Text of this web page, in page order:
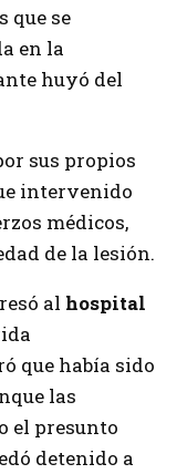
que se
en la
huyó del
sus propios
intervenido
médicos,
de la lesión.
al hospital
que había sido
las
el presunto
detenido a